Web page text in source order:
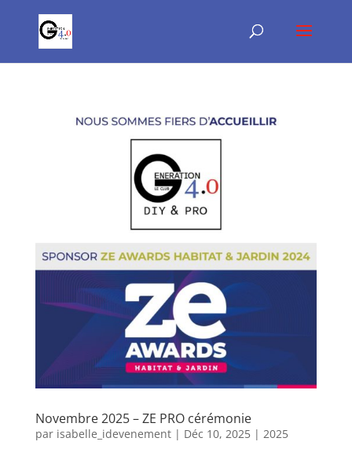
Novembre 2025 – ZE PRO cérémonie
par isabelle_idevenement| Déc 10, 2025| 2025